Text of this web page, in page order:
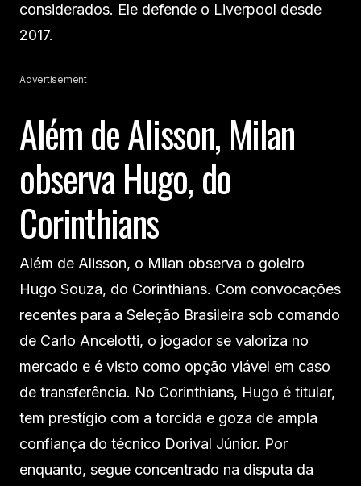
considerados. Ele defende o Liverpool desde
2017.
Advertisement
Além de Alisson, Milan
observa Hugo, do
Corinthians
Além de Alisson, o Milan observa o goleiro
Hugo Souza, do Corinthians. Com convocações
recentes para a Seleção Brasileira sob comando
de Carlo Ancelotti, o jogador se valoriza no
mercado e é visto como opção viável em caso
de transferência. No Corinthians, Hugo é titular,
tem prestígio com a torcida e goza de ampla
confiança do técnico Dorival Júnior. Por
enquanto, segue concentrado na disputa da